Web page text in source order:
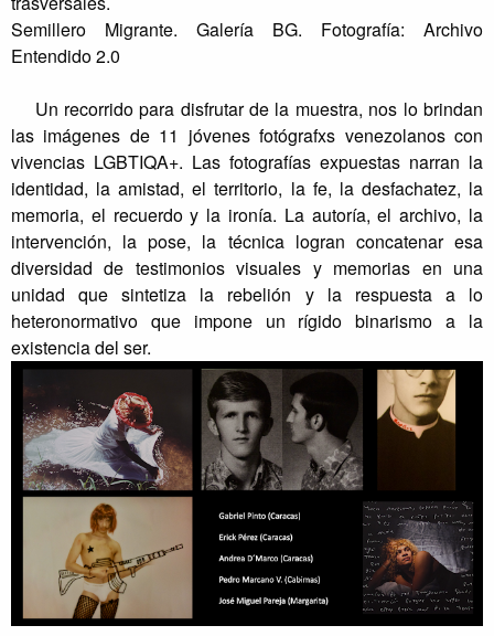
Semillero Migrante. Galería BG. Fotografía: Archivo
Entendido 2.0
Un recorrido para disfrutar de la muestra, nos lo brindan
las imágenes de 11 jóvenes fotógrafxs venezolanos con
vivencias LGBTIQA+. Las fotografías expuestas narran la
identidad, la amistad, el territorio, la fe, la desfachatez, la
memoria, el recuerdo y la ironía. La autoría, el archivo, la
intervención, la pose, la técnica logran concatenar esa
diversidad de testimonios visuales y memorias en una
unidad que sintetiza la rebelión y la respuesta a lo
heteronormativo que impone un rígido binarismo a la
existencia del ser.